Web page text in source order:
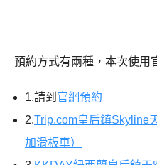
預約方式有兩種，本次使用
1.請到 官網預約
2.Trip.com皇后鎮Skyline
加滑板車）